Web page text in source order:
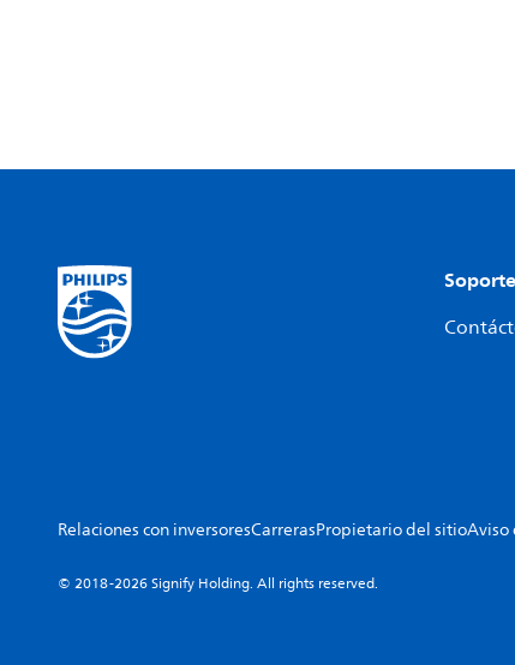
Relaciones con inversoresCarrerasPropietario del sitioAviso
© 2018-2026 Signify Holding. All rights reserved.